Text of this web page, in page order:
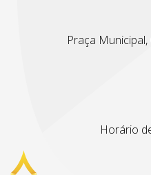
Praça
Horário